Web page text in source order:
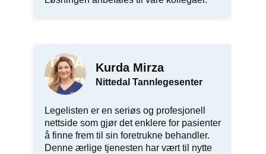
Kurda Mirza
Nittedal Tannlegesenter
Legelisten er en seriøs og profesjonell
nettside som gjør det enklere for pasienter
å finne frem til sin foretrukne behandler.
Denne ærlige tjenesten har vært til nytte